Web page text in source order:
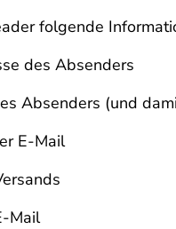
folgende
des Absenders
Absenders (und
E-Mail
Mail